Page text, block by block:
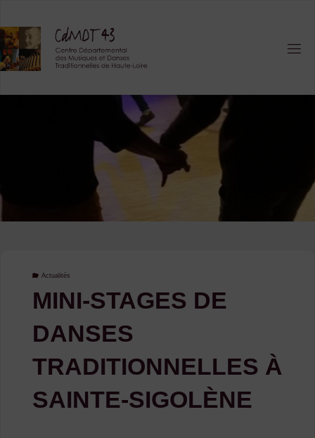
content
Actualités
MINI-STAGES DE
DANSES
TRADITIONNELLES À
SAINTE-SIGOLÈNE